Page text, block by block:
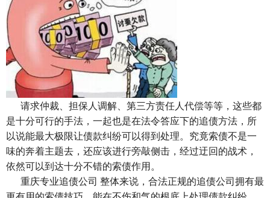
请求仲裁、担保人调解、第三方责任人代偿等等，这些都
是十分可行的手法，一起也是在法令答应下的追债方法，所
以说能最大极限让债款纠纷可以得到处理。究竟索债不是一
味的奔着主题去，还应该进行旁敲侧击，经过迂回的战术，
依然可以到达十分不错的索债作用。
重庆专业追债公司 整体来说，合法正规的追债公司拥有最